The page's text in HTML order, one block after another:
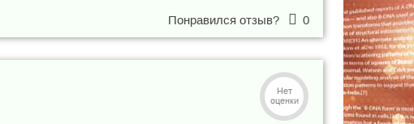
Понравился отзыв? 0
Нет
оценки